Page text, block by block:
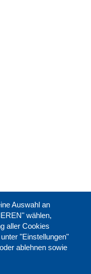
Auswahl an
wählen,
aller Cookies
"Einstellungen"
ablehnen sowie